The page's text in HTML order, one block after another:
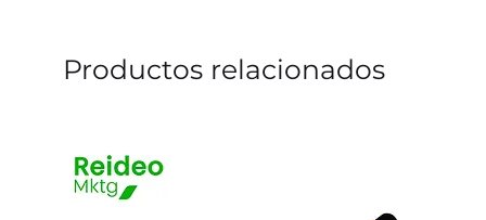
Productos relacionados